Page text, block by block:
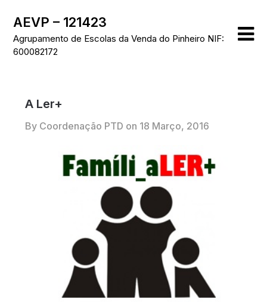
content
AEVP – 121423
Agrupamento de Escolas da Venda do Pinheiro NIF:
600082172
A Ler+
By Coordenação PTD on 18 Março, 2016